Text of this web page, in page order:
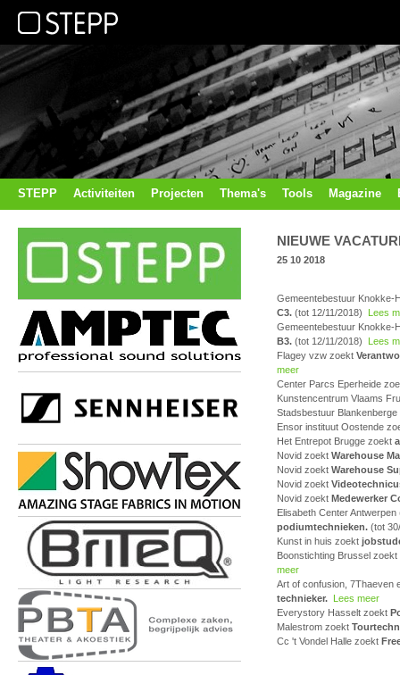
STEPP Activiteiten Projecten Thema's Tools Magazine
NIEUWE
25 10 2018
Gemeentebestuur Knokke-
C3. (tot 12/11/2018) Lees
Gemeentebestuur Knokke-
B3. (tot 12/11/2018) Lees
Flagey vzw zoekt
meer
Center Parcs Eperheide
Kunstencentrum Vlaams
Stadsbestuur
Ensor instituut Oostende
Het Entrepot Brugge zoekt
Novid zoekt Warehouse
Novid zoekt Warehouse
Novid zoekt
Novid zoekt Medewerker
Elisabeth Center
podiumtechnieken. (tot
Kunst in huis zoekt
Boonstichting Brussel zoekt
meer
Art of confusion, 7Thaeven
technieker. Lees meer
Everystory Hasselt zoekt
Malestrom zoekt
Cc 't Vondel Halle zoekt